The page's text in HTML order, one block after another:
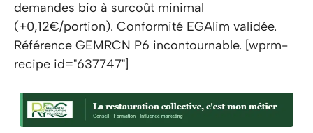
demandes bio à surcoût minimal
(+0,12€/portion). Conformité EGAlim validée.
Référence GEMRCN P6 incontournable. [wprm-
recipe id="637747"]